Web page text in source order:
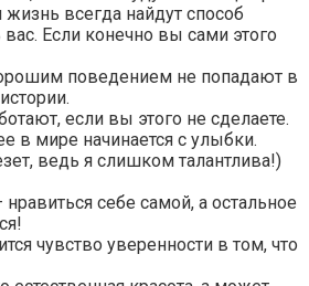
всегда найдут способ
Если конечно вы сами этого
поведением не попадают в
если вы этого не сделаете.
в мире начинается с улыбки.
ведь я слишком талантлива!)
нравиться себе самой, а остальное
чувство уверенности в том, что